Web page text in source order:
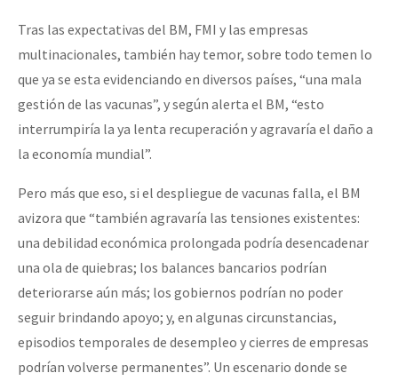
Tras las expectativas del BM, FMI y las empresas
multinacionales, también hay temor, sobre todo temen lo
que ya se esta evidenciando en diversos países, “una mala
gestión de las vacunas”, y según alerta el BM, “esto
interrumpiría la ya lenta recuperación y agravaría el daño a
la economía mundial”.
Pero más que eso, si el despliegue de vacunas falla, el BM
avizora que “también agravaría las tensiones existentes:
una debilidad económica prolongada podría desencadenar
una ola de quiebras; los balances bancarios podrían
deteriorarse aún más; los gobiernos podrían no poder
seguir brindando apoyo; y, en algunas circunstancias,
episodios temporales de desempleo y cierres de empresas
podrían volverse permanentes”. Un escenario donde se